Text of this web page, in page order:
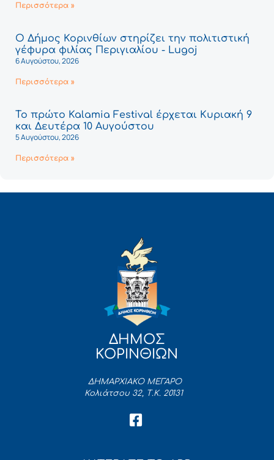
Περισσότερα »
Ο Δήμος Κορινθίων στηρίζει την πολιτιστική
γέφυρα φιλίας Περιγιαλίου - Lugoj
6 Αυγούστου, 2026
Περισσότερα »
Το πρώτο Kalamia Festival έρχεται Κυριακή 9
και Δευτέρα 10 Αυγούστου
5 Αυγούστου, 2026
Περισσότερα »
ΔΗΜΟΣ
ΚΟΡΙΝΘΙΩΝ
ΔΗΜΑΡΧΙΑΚΟ ΜΕΓΑΡΟ
Κολιάτσου 32, Τ.Κ. 20131